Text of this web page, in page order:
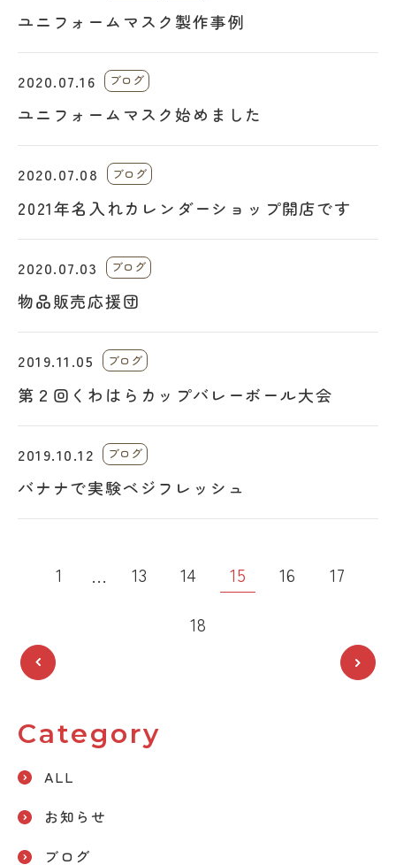
ユニフォームマスク製作事例
2020.07.16 ブログ
ユニフォームマスク始めました
2020.07.08 ブログ
2021年名入れカレンダーショップ開店です
2020.07.03 ブログ
物品販売応援団
2019.11.05 ブログ
第２回くわはらカップバレーボール大会
2019.10.12 ブログ
バナナで実験ベジフレッシュ
の
ペー
ジ
り
1 … 13 14 15 16
17
18
Category
ALL
お知らせ
ブログ